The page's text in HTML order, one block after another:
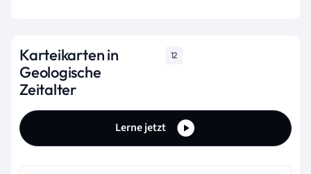
Karteikarten in
Geologische
Zeitalter
12
Lerne jetzt